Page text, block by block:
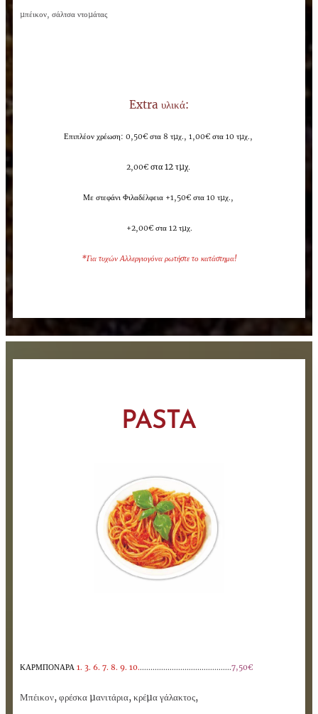
µπέικον, σάλτσα ντοµάτας
Extra υλικά:
Επιπλέον χρέωση: 0,50€ στα 8 τµχ., 1,00€ στα 10 τµχ.,
2,00€ στα 12 τµχ.
Με στεφάνι Φιλαδέλφεια +1,50€ στα 10 τµχ.,
+2,00€ στα 12 τµχ.
*Για τυχών Αλλεργιογόνα ρωτήστε το κατάστημα!
PASTA
ΚΑΡΜΠΟΝΑΡΑ 1. 3. 6. 7. 8. 9. 10............................................7,50€
Μπέικον, φρέσκα µανιτάρια, κρέµα γάλακτος,